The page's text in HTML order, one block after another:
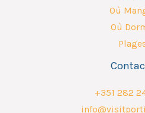
Où
Où
+351 282